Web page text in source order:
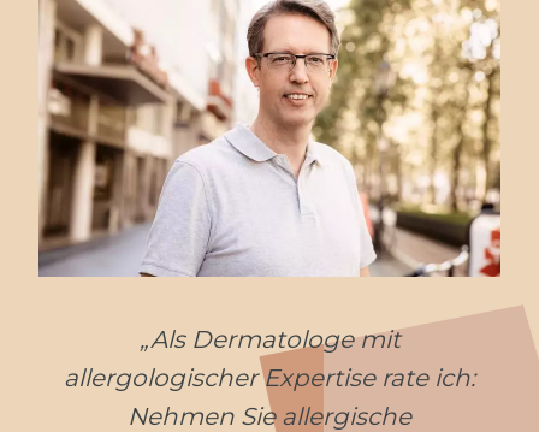
„Als Dermatologe mit
allergologischer Expertise rate ich:
Nehmen Sie allergische